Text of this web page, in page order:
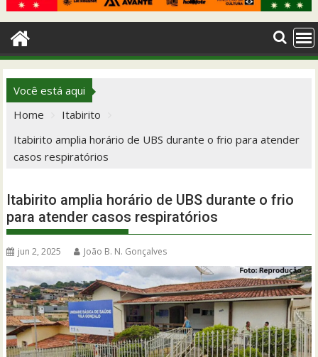
Você está aqui
Home
Itabirito
Itabirito amplia horário de UBS durante o frio para atender
casos respiratórios
Itabirito amplia horário de UBS durante o frio
para atender casos respiratórios
jun 2, 2025 João B. N. Gonçalves